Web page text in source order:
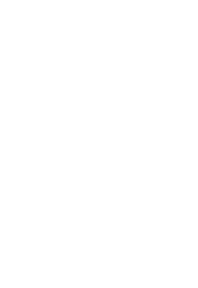
sobre cómo
en nuestras
únicamente
que lea nuestra
y por qué